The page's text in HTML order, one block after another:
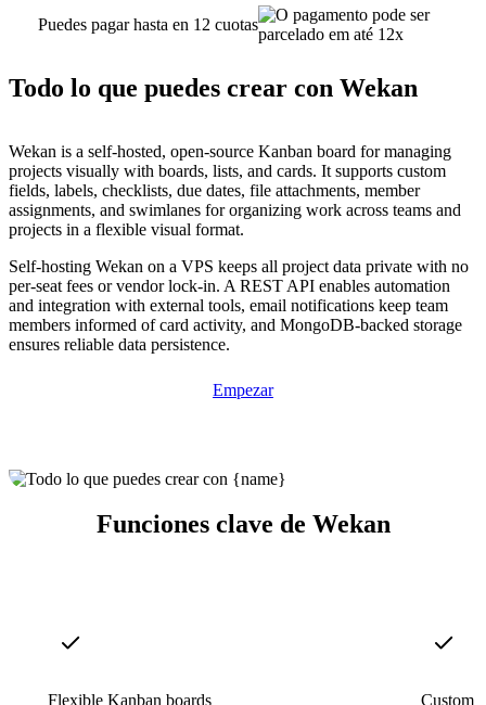
Puedes pagar hasta en 12 cuotas
Todo lo que puedes crear con Wekan
Wekan is a self-hosted, open-source Kanban board for managing
projects visually with boards, lists, and cards. It supports custom
fields, labels, checklists, due dates, file attachments, member
assignments, and swimlanes for organizing work across teams and
projects in a flexible visual format.
Self-hosting Wekan on a VPS keeps all project data private with no
per-seat fees or vendor lock-in. A REST API enables automation
and integration with external tools, email notifications keep team
members informed of card activity, and MongoDB-backed storage
ensures reliable data persistence.
Empezar
Funciones clave de Wekan
Flexible Kanban boards Custom